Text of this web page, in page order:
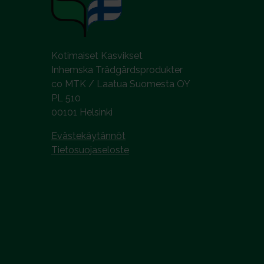
Kotimaiset Kasvikset
Inhemska Trädgårdsprodukter
co MTK / Laatua Suomesta OY
PL 510
00101 Helsinki
Evästekäytännöt
Tietosuojaseloste